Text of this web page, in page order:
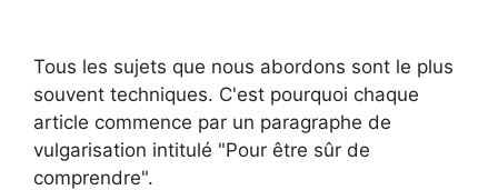
Tous les sujets que nous abordons sont le plus
souvent techniques. C'est pourquoi chaque
article commence par un paragraphe de
vulgarisation intitulé "Pour être sûr de
comprendre".